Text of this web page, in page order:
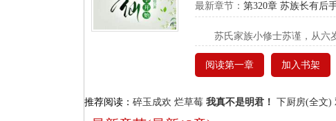
最新章节： 第320章 苏族长有后
苏氏家族小修士苏谨，从
阅读第一章 加入书架
推荐阅读： 碎玉成欢 烂草莓 我真不是明君！ 下厨房(全文)